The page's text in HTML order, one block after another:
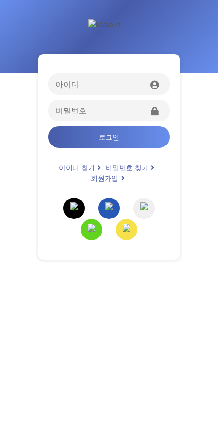
로그인
아이디 찾기
비밀번호 찾기
회원가입